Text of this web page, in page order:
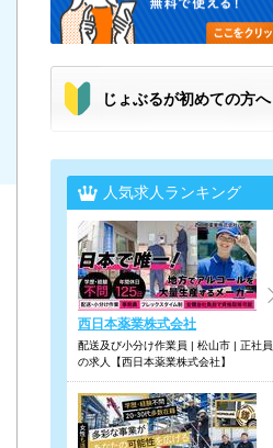
じょぶるが初めての方へ
人気求人ランキング
西日本薬業株式会社
配送及び小分け作業員 | 松山市 | 正社員
の求人【西日本薬業株式会社】